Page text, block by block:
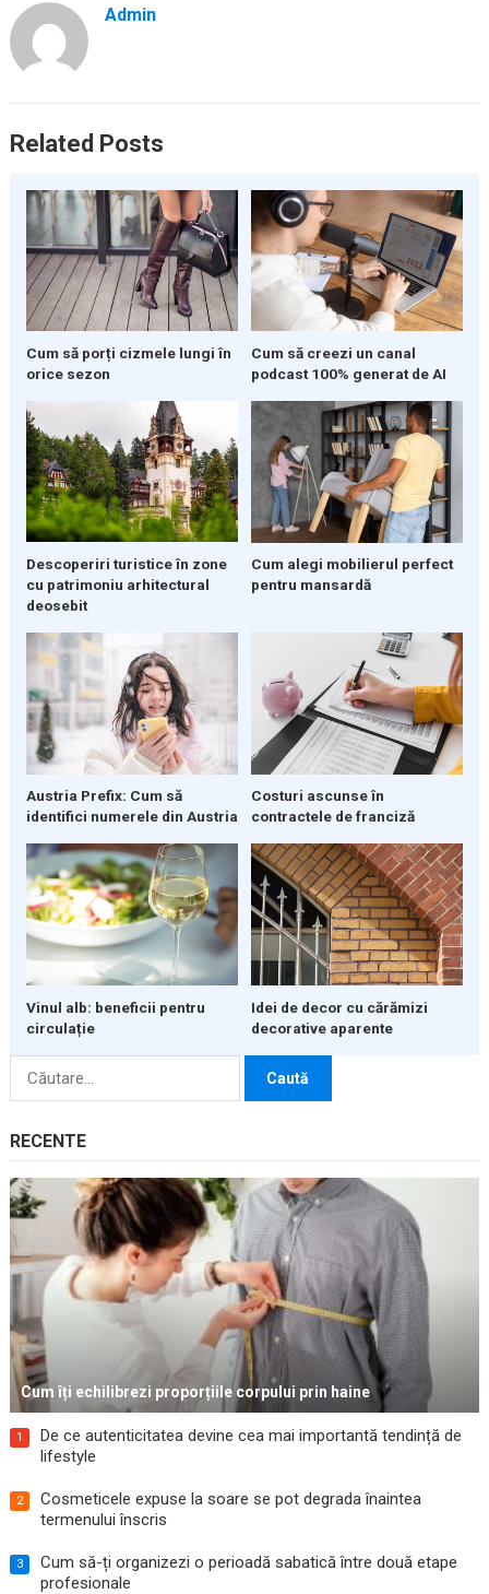
Admin
Related Posts
Cum să porți cizmele lungi în
orice sezon
Cum să creezi un canal
podcast 100% generat de AI
Descoperiri turistice în zone
cu patrimoniu arhitectural
deosebit
Cum alegi mobilierul perfect
pentru mansardă
Austria Prefix: Cum să
identifici numerele din Austria
Costuri ascunse în
contractele de franciză
Vinul alb: beneficii pentru
circulație
Idei de decor cu cărămizi
decorative aparente
Caută
RECENTE
Cum îți echilibrezi proporțiile corpului prin haine
1
De ce autenticitatea devine cea mai importantă tendință de
lifestyle
2
Cosmeticele expuse la soare se pot degrada înaintea
termenului înscris
3
Cum să-ți organizezi o perioadă sabatică între două etape
profesionale